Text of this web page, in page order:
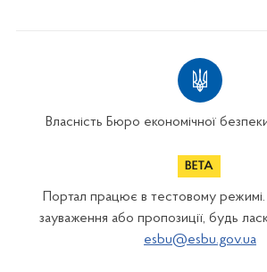
Власність Бюро економічної
Портал працює в тестовому
зауваження або пропозиції, будь
esbu@esbu.gov.ua